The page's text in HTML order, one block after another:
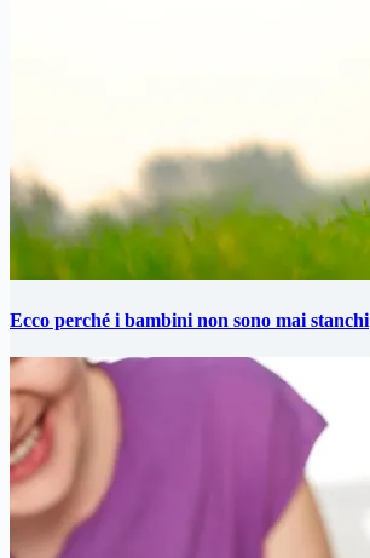
Ecco perché i bambini non sono mai stanchi